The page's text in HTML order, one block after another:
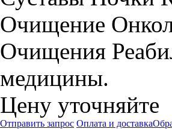
Очищение
Очищения
медицины.
Цену уточняйте
Отправить запрос Оплата и доставка